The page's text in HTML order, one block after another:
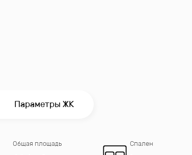
Параметры ЖК
Общая площадь Спален